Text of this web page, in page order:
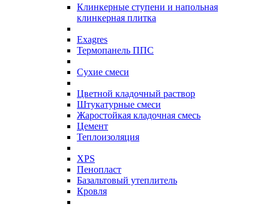
Клинкерные ступени и напольная
клинкерная плитка
Exagres
Термопанель ППС
Сухие смеси
Цветной кладочный раствор
Штукатурные смеси
Жаростойкая кладочная смесь
Цемент
Теплоизоляция
XPS
Пенопласт
Базальтовый утеплитель
Кровля